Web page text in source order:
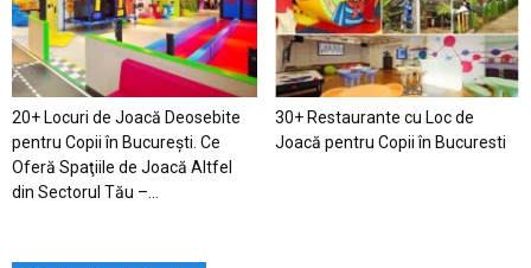
20+ Locuri de Joacă Deosebite
pentru Copii în Bucureşti. Ce
Oferă Spaţiile de Joacă Altfel
din Sectorul Tău –...
30+ Restaurante cu Loc de
Joacă pentru Copii în Bucuresti